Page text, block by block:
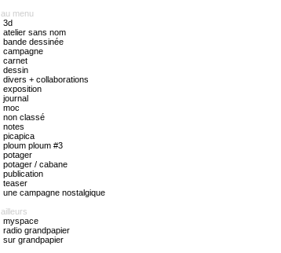
au menu
3d
atelier sans nom
bande dessinée
campagne
carnet
dessin
divers + collaborations
exposition
journal
moc
non classé
notes
picapica
ploum ploum #3
potager
potager / cabane
publication
teaser
une campagne nostalgique
ailleurs
myspace
radio grandpapier
sur grandpapier